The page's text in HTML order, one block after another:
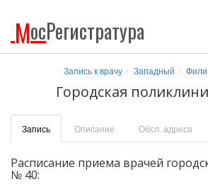
МосРегистратура
Запись к врачу Западный
Городская
Запись Описание Обсл. адреса
Расписание приема врачей
№ 40: